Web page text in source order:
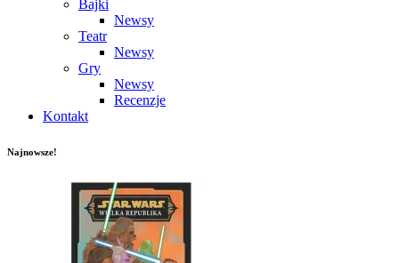
Bajki
Newsy
Teatr
Newsy
Gry
Newsy
Recenzje
Kontakt
Najnowsze!